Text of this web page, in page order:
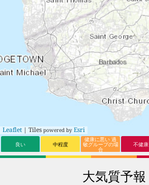
Leaflet | Tiles powered by Esri
良い 中程度
健康に悪い 過
敏グループの場
合
不健康
大気質予報